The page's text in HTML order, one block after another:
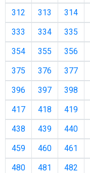
312
313 314
333
334 335
354
355 356
375
376 377
396
397 398
417
418 419
438
439 440
459
460 461
480
481 482